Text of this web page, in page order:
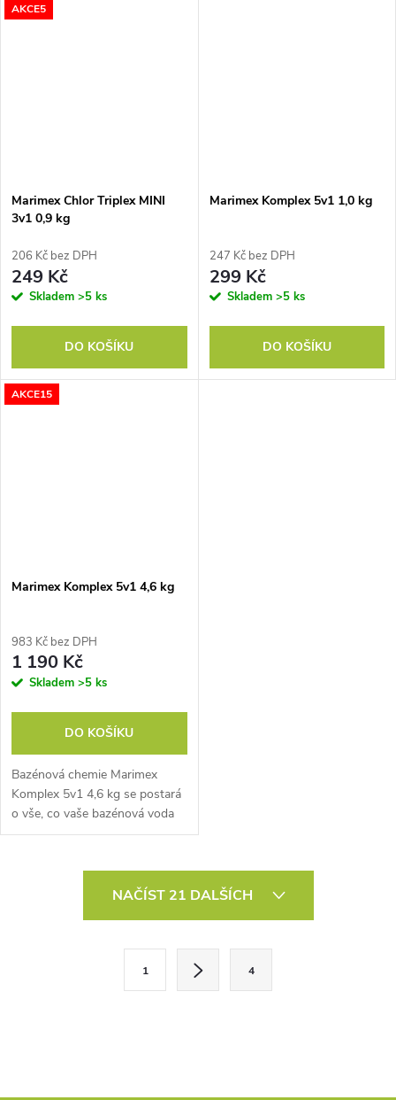
AKCE5
Marimex Chlor Triplex MINI
3v1 0,9 kg
206 Kč bez DPH
249 Kč
Skladem >5 ks
DO KOŠÍKU
Marimex Komplex 5v1 1,0 kg
247 Kč bez DPH
299 Kč
Skladem >5 ks
DO KOŠÍKU
AKCE15
Marimex Komplex 5v1 4,6 kg
983 Kč bez DPH
1 190 Kč
Skladem >5 ks
DO KOŠÍKU
Bazénová chemie Marimex
Komplex 5v1 4,6 kg se postará
o vše, co vaše bazénová voda
potřebuje, aby zůstala
První všestranný přípravek
NAČÍST 21 DALŠÍCH
1 4